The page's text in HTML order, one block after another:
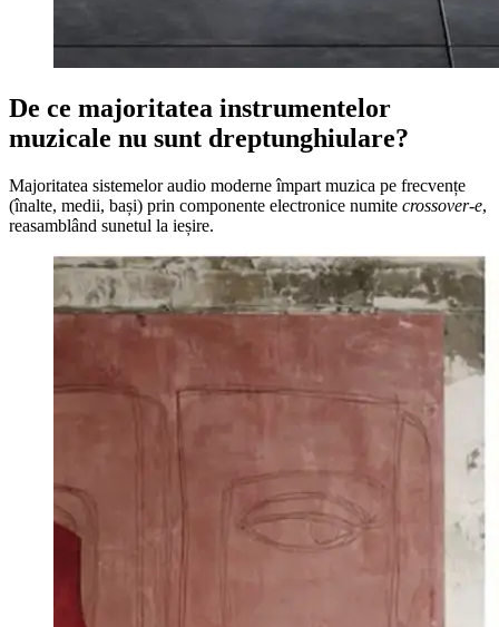
De ce majoritatea instrumentelor
muzicale nu sunt dreptunghiulare?
Majoritatea sistemelor audio moderne împart muzica pe frecvențe
(înalte, medii, bași) prin componente electronice numite crossover-e,
reasamblând sunetul la ieșire.